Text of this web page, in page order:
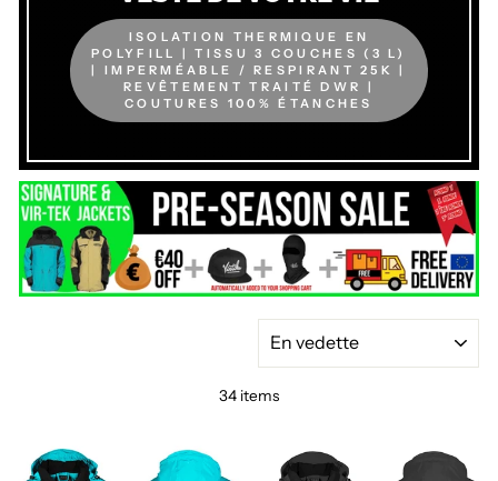
ISOLATION THERMIQUE EN
POLYFILL | TISSU 3 COUCHES (3 L)
| IMPERMÉABLE / RESPIRANT 25K |
REVÊTEMENT TRAITÉ DWR |
COUTURES 100% ÉTANCHES
34 items